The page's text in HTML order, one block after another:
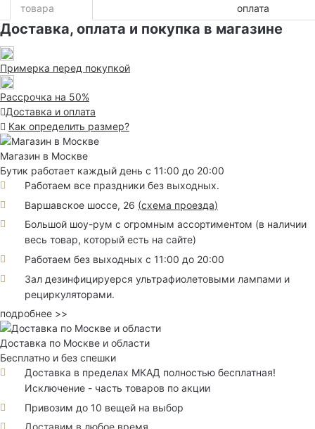
товара оплата
Доставка, оплата и покупка в магазине
Примерка перед покупкой
Рассрочка на 50%
Доставка и оплата
Как определить размер?
Магазин в Москве
Бутик работает каждый день с 11:00 до 20:00
Работаем все праздники без выходных.
Варшавское шоссе, 26 (схема проезда)
Большой шоу-рум с огромным ассортиментом (в наличии
весь товар, который есть на сайте)
Работаем без выходных с 11:00 до 20:00
Зал дезинфицируерся ультрафиолетовыми лампами и
рециркуляторами.
подробнее >>
Доставка по Москве и области
Бесплатно и без спешки
Доставка в пределах МКАД полностью бесплатная!
Исключение - часть товаров по акции
Привозим до 10 вещей на выбор